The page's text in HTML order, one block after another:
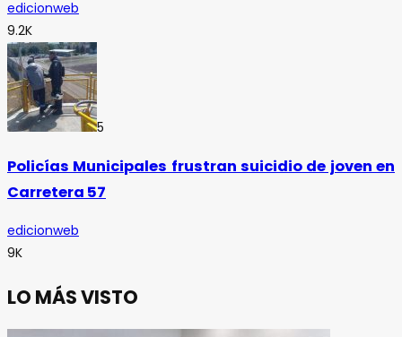
edicionweb
9.2K
5
Policías Municipales frustran suicidio de joven en
Carretera 57
edicionweb
9K
LO MÁS VISTO